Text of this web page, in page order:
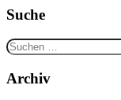
Suche
Suchen
nach:
Archiv